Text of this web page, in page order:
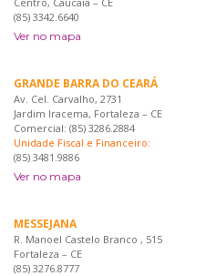
(85) 3342.6640
Ver no mapa
GRANDE BARRA DO CEARÁ
Av. Cel. Carvalho, 2731
Jardim Iracema, Fortaleza – CE
Comercial: (85) 3286.2884
Unidade Fiscal e Financeiro:
(85) 3481.9886
Ver no mapa
MESSEJANA
R. Manoel Castelo Branco , 515
Fortaleza – CE
(85) 3276.8777